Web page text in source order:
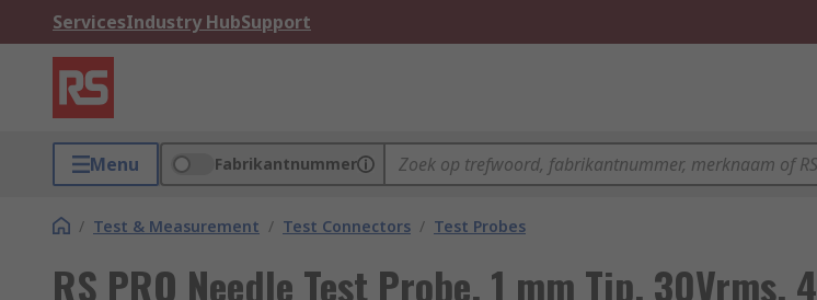
ServicesIndustry HubSupport
Menu Fabrikantnummer
/ Test & Measurement / Test Connectors / Test Probes
RS PRO Needle Test Probe, 1 mm Tip, 30Vrms, 4